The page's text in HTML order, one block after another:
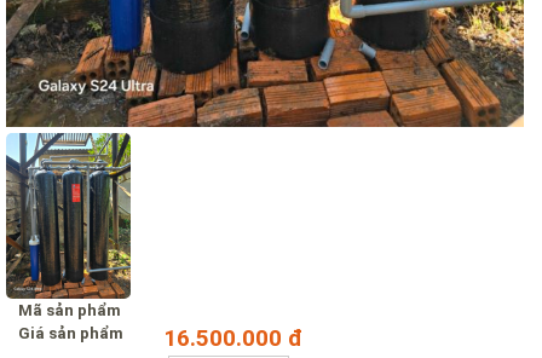
Mã sản phẩm
Giá sản phẩm
16.500.000 đ